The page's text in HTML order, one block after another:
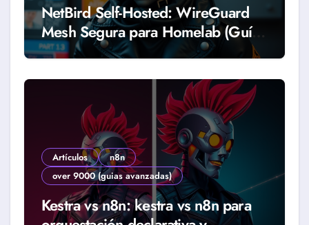
NetBird Self-Hosted: WireGuard
Mesh Segura para Homelab (Guía
2026)
Artículos
n8n
over 9000 (guias avanzadas)
Kestra vs n8n: kestra vs n8n para